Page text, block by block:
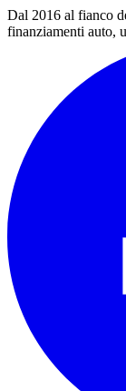
Vai al contenuto
Dal 2016 al fianco
finanziamenti auto,